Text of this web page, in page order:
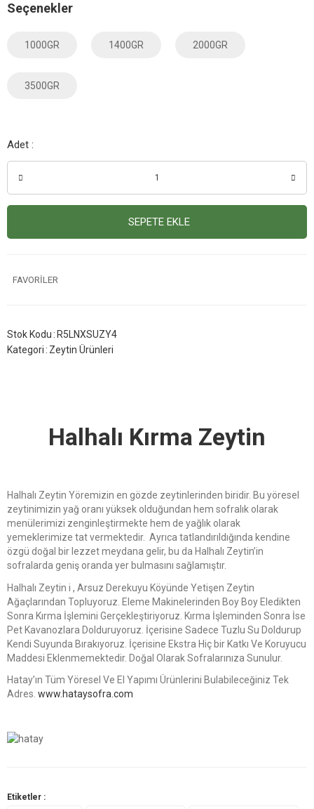
Seçenekler
1000GR 1400GR 2000GR
3500GR
Adet :
SEPETE EKLE
Stok Kodu
R5LNXSUZY4
Kategori Zeytin Ürünleri
Halhalı Kırma Zeytin
Halhalı Zeytin Yöremizin en gözde zeytinlerinden biridir. Bu yöresel
zeytinimizin yağ oranı yüksek olduğundan hem sofralık olarak
menülerimizi zenginleştirmekte hem de yağlık olarak
yemeklerimize tat vermektedir. Ayrıca tatlandırıldığında kendine
özgü doğal bir lezzet meydana gelir, bu da Halhalı Zeytin’in
sofralarda geniş oranda yer bulmasını sağlamıştır.
Halhalı Zeytin i , Arsuz Derekuyu Köyünde Yetişen Zeytin
Ağaçlarından Topluyoruz. Eleme Makinelerinden Boy Boy Eledikten
Sonra Kırma İşlemini Gerçekleştiriyoruz. Kırma İşleminden Sonra İse
Pet Kavanozlara Dolduruyoruz. İçerisine Sadece Tuzlu Su Doldurup
Kendi Suyunda Bırakıyoruz. İçerisine Ekstra Hiç bir Katkı Ve Koruyucu
Maddesi Eklenmemektedir. Doğal Olarak Sofralarınıza Sunulur.
Hatay’ın Tüm Yöresel Ve El Yapımı Ürünlerini Bulabileceğiniz Tek
Adres. www.hataysofra.com
Etiketler :